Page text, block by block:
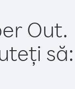
Out.
să: